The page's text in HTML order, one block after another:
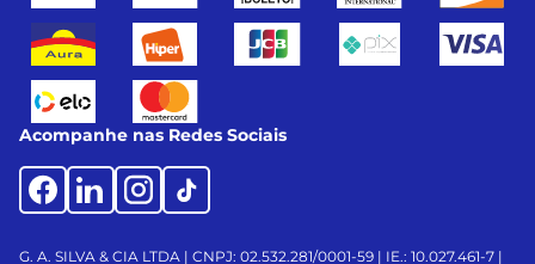
Acompanhe nas Redes Sociais
G. A. SILVA & CIA LTDA | CNPJ: 02.532.281/0001-59 | IE.: 10.027.461-7 |